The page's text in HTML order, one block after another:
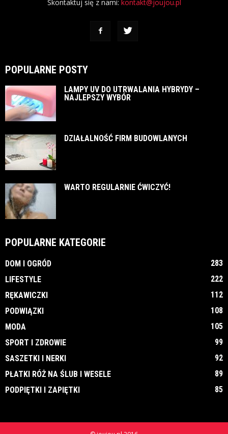
Skontaktuj się z nami: kontakt@joujou.pl
POPULARNE POSTY
LAMPY UV DO UTRWALANIA HYBRYDY –
NAJLEPSZY WYBÓR
DZIAŁALNOŚĆ FIRM BUDOWLANYCH
WARTO REGULARNIE ĆWICZYĆ!
POPULARNE KATEGORIE
DOM I OGRÓD
283
LIFESTYLE
222
RĘKAWICZKI
112
PODWIĄZKI
108
MODA
105
SPORT I ZDROWIE
99
SASZETKI I NERKI
92
PŁATKI RÓŻ NA ŚLUB I WESELE
89
PODPIĘTKI I ZAPIĘTKI
85